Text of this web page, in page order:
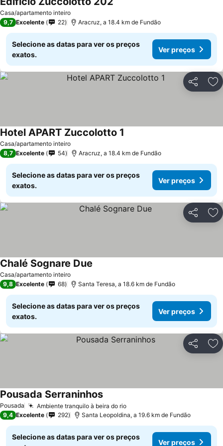
Casa/apartamento inteiro
9,7 Excelente 22 Aracruz, a 18.4 km de Fundão
Selecione as datas para ver os preços
exatos.
Ver preços
Partilhar
Casa/apartamento inteiro
Hotel APART Zuccolotto 1
8,7 Excelente 54 Aracruz, a 18.4 km de Fundão
Selecione as datas para ver os preços
exatos.
Ver preços
Partilhar
Casa/apartamento inteiro
Chalé Sognare Due
9,8 Excelente 68 Santa Teresa, a 18.6 km de Fundão
Selecione as datas para ver os preços
exatos.
Ver preços
Partilhar
Pousada Ambiente tranquilo à beira do rioVer preços
Pousada SerraninhosVer preços
9,4 Excelente 292 Santa Leopoldina, a 19.6 km de Fundão
Selecione as datas para ver os preços
Ver preços